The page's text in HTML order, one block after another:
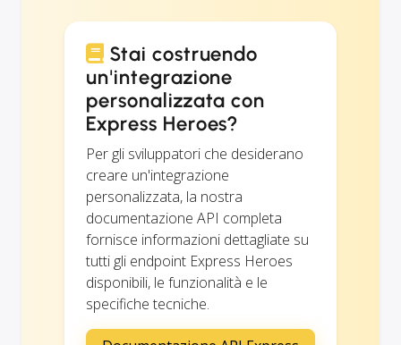
Stai costruendo
un'integrazione
personalizzata con
Express Heroes?
Per gli sviluppatori che desiderano
creare un'integrazione
personalizzata, la nostra
documentazione API completa
fornisce informazioni dettagliate su
tutti gli endpoint Express Heroes
disponibili, le funzionalità e le
specifiche tecniche.